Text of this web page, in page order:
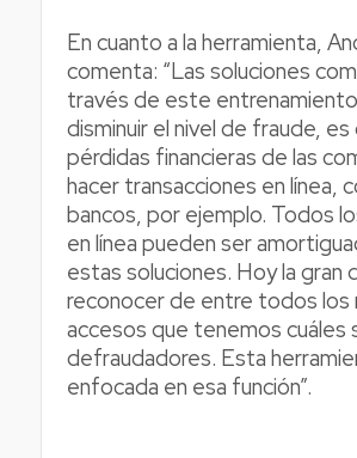
En cuanto a la herramienta,
comenta: “Las soluciones
través de este entrenamiento
disminuir el nivel de fraude, es
pérdidas financieras de las
hacer transacciones en línea,
bancos, por ejemplo. Todos
en línea pueden ser
estas soluciones. Hoy la gran
reconocer de entre todos los
accesos que tenemos cuáles
defraudadores. Esta
enfocada en esa función”.